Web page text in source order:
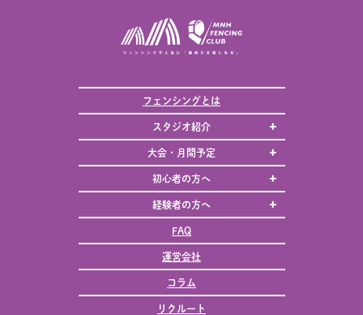
フェンシングとは
スタジオ紹介
大会・月間予定
初心者の方へ
経験者の方へ
FAQ
運営会社
コラム
リクルート